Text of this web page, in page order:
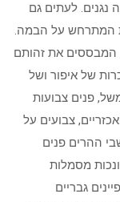
נגנים. לעתים גם
המתרחש על הבמה.
המבססים את זהותם
של איפור ושל
פנים צבועות
צבועים על
ההרים פנים
מסמלות
גבריים